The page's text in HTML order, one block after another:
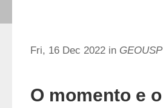
Fri, 16 Dec 2022 in GEOUSP
O momento e o